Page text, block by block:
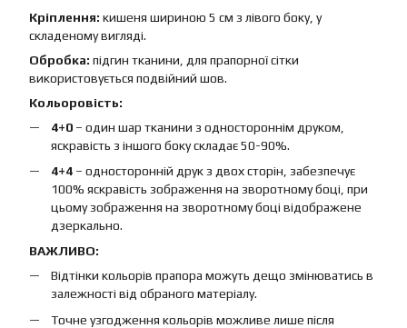
Кріплення: кишеня шириною 5 см з лівого боку, у
складеному вигляді.
Обробка: підгин тканини, для прапорної сітки
використовується подвійний шов.
Кольоровість:
4+0 – один шар тканини з одностороннім друком,
яскравість з іншого боку складає 50-90%.
4+4 – односторонній друк з двох сторін, забезпечує
100% яскравість зображення на зворотному боці, при
цьому зображення на зворотному боці відображене
дзеркально.
ВАЖЛИВО:
Відтінки кольорів прапора можуть дещо змінюватись в
залежності від обраного матеріалу.
Точне узгодження кольорів можливе лише після